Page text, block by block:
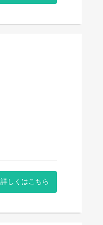
詳しくはこちら